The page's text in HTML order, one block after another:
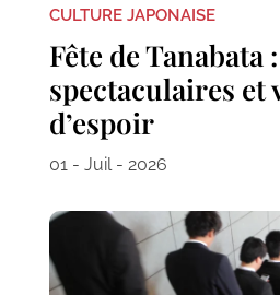
CULTURE JAPONAISE
Fête de
spectaculaires
d’espoir
01 - Juil - 2026